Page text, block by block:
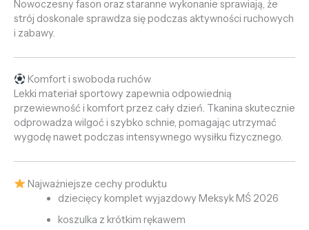
Nowoczesny fason oraz staranne wykonanie sprawiają, że
strój doskonale sprawdza się podczas aktywności ruchowych
i zabawy.
Komfort i swoboda ruchów
Lekki materiał sportowy zapewnia odpowiednią
przewiewność i komfort przez cały dzień. Tkanina skutecznie
odprowadza wilgoć i szybko schnie, pomagając utrzymać
wygodę nawet podczas intensywnego wysiłku fizycznego.
Najważniejsze cechy produktu
dziecięcy komplet wyjazdowy Meksyk MŚ 2026
koszulka z krótkim rękawem